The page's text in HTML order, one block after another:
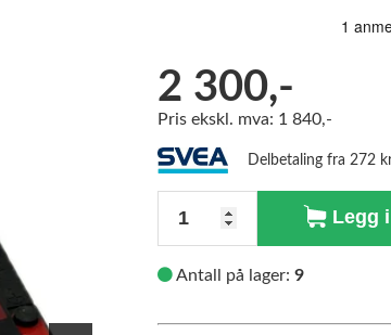
2 300,-
Pris ekskl. mva: 1 840,-
Delbetaling fra 272
Legg
Antall på lager: 9